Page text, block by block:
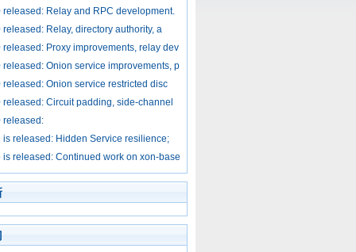
released: Relay and RPC development.
released: Relay, directory authority, a
released: Proxy improvements, relay dev
released: Onion service improvements, p
released: Onion service restricted disc
released: Circuit padding, side-channel
released:
is released: Hidden Service resilience;
is released: Continued work on xon-base